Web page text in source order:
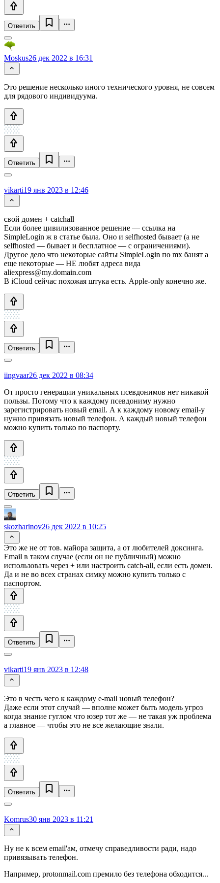
Ответить
Moskus26 дек 2022 в 16:31
Это решение несколько иного технического уровня, не совсем
для рядового индивидуума.
Ответить
vikarti19 янв 2023 в 12:46
свой домен + catchall
Если более цивилизованное решение — ссылка на
SimpleLogin ж в статье была. Оно и selfhosted бывает (а не
selfhosted — бывает и бесплатное — с ограничениями).
Другое дело что некоторые сайты SimpleLogin по mx банят а
еще некоторые — НЕ любят адреса вида
aliexpress@my.domain.com
В iCloud сейчас похожая штука есть. Apple-only конечно же.
Ответить
iingvaar26 дек 2022 в 08:34
От просто генерации уникальных псевдонимов нет никакой
пользы. Потому что к каждому псевдониму нужно
зарегистрировать новый email. А к каждому новому email-у
нужно привязать новый телефон. А каждый новый телефон
можно купить только по паспорту.
Ответить
skozharinov26 дек 2022 в 10:25
Это же не от тов. майора защита, а от любителей доксинга.
Email в таком случае (если он не публичный) можно
использовать через + или настроить catch-all, если есть домен.
Да и не во всех странах симку можно купить только с
паспортом.
Ответить
vikarti19 янв 2023 в 12:48
Это в честь чего к каждому e-mail новый телефон?
Даже если этот случай — вполне может быть модель угроз
когда знание гуглом что юзер тот же — не такая уж проблема
а главное — чтобы это не все желающие знали.
Ответить
Komrus30 янв 2023 в 11:21
Ну не к всем email'ам, отмечу справедливости ради, надо
привязывать телефон.
Например, protonmail.com премило без телефона обходится...